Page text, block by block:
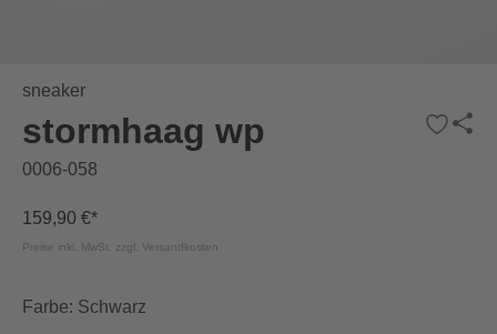
sneaker
stormhaag wp
0006-058
159,90 €*
Preise inkl. MwSt. zzgl. Versandkosten
Farbe: Schwarz